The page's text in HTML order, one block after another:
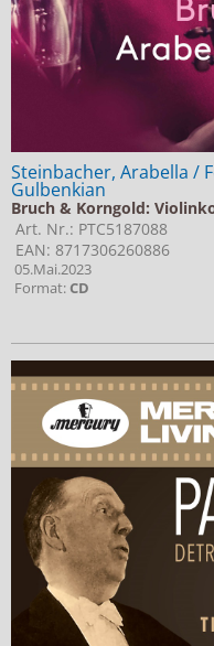
Steinbacher, Arabella /
Gulbenkian
Bruch & Korngold:
Art. Nr.: PTC5187088
EAN: 8717306260886
05.Mai.2023
Format:CD